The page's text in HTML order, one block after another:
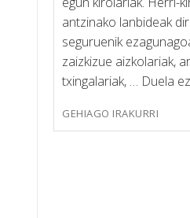
antzinako lanbideak
seguruenik
zaizkizue aizkolariak,
txingalariak, … Duela
GEHIAGO IRAKURRI